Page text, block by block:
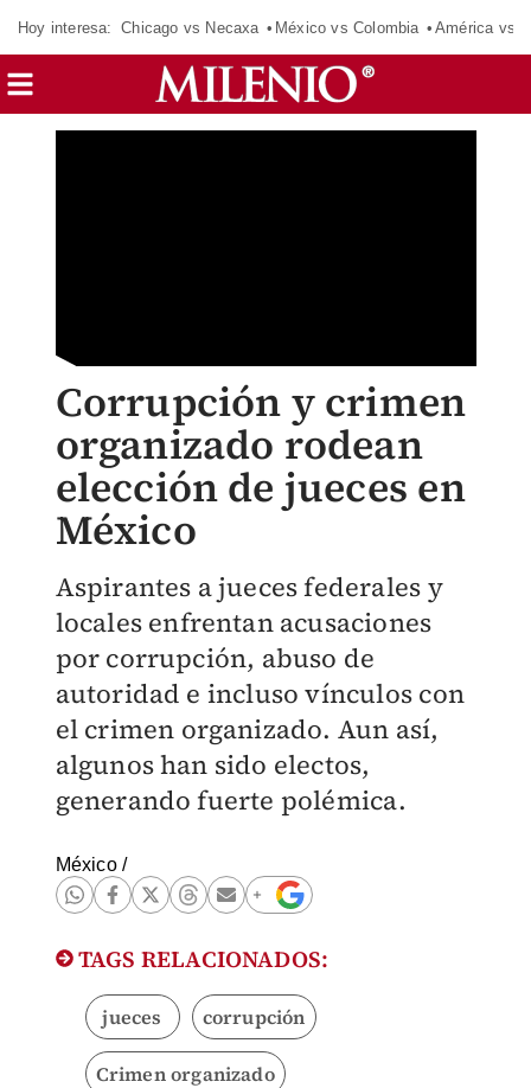
Hoy interesa: Chicago vs Necaxa México vs Colombia América vs
Corrupción y crimen
organizado rodean
elección de jueces en
México
Aspirantes a jueces federales y
locales enfrentan acusaciones
por corrupción, abuso de
autoridad e incluso vínculos con
el crimen organizado. Aun así,
algunos han sido electos,
generando fuerte polémica.
México/
TAGS RELACIONADOS:
jueces corrupción
Crimen organizado